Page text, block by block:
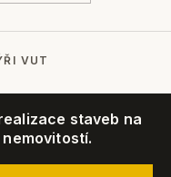
VUT
staveb na